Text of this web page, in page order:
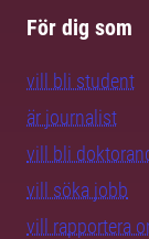
För dig som
vill bli student
är journalist
vill bli
vill söka jobb
vill rapportera